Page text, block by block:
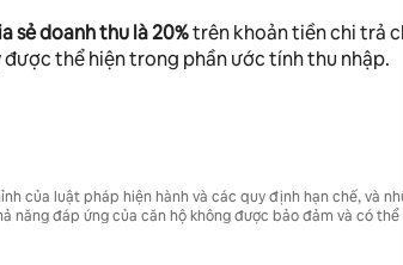
sẻ doanh thu là 20%trên khoản tiền chi trả
thể hiện trong phần ước tính thu nhập.
của luật pháp hiện hành và các quy định hạn chế, và
năng đáp ứng của căn hộ không được bảo đảm và có thể